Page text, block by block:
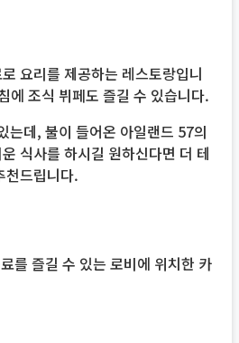
요리를 제공하는 레스토랑입니
에 조식 뷔페도 즐길 수 있습니다.
는데, 불이 들어온 아일랜드 57의
식사를 하시길 원하신다면 더 테
천드립니다.
를 즐길 수 있는 로비에 위치한 카